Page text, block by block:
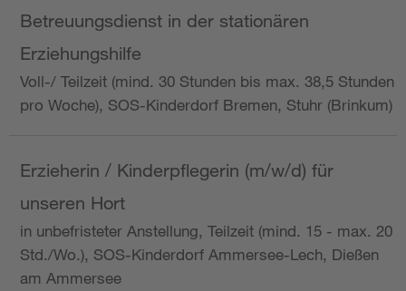
Betreuungsdienst in der stationären
Erziehungshilfe
Voll-/ Teilzeit (mind. 30 Stunden bis max. 38,5 Stunden
pro Woche), SOS-Kinderdorf Bremen, Stuhr (Brinkum)
Erzieherin / Kinderpflegerin (m/w/d) für
unseren Hort
in unbefristeter Anstellung, Teilzeit (mind. 15 - max. 20
Std./Wo.), SOS-Kinderdorf Ammersee-Lech, Dießen
am Ammersee